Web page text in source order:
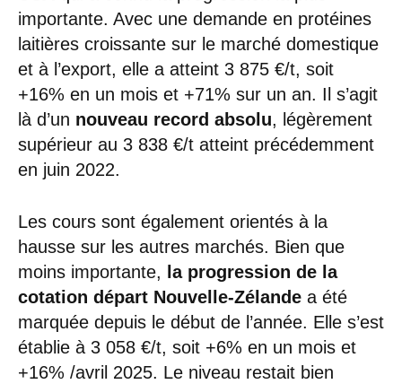
importante. Avec une demande en protéines
laitières croissante sur le marché domestique
et à l’export, elle a atteint 3 875 €/t, soit
+16% en un mois et +71% sur un an. Il s’agit
là d’un nouveau record absolu, légèrement
supérieur au 3 838 €/t atteint précédemment
en juin 2022.
Les cours sont également orientés à la
hausse sur les autres marchés. Bien que
moins importante,
la progression de la
cotation départ Nouvelle-Zélande a été
marquée depuis le début de l’année. Elle s’est
établie à 3 058 €/t, soit +6% en un mois et
+16% /avril 2025. Le niveau restait bien